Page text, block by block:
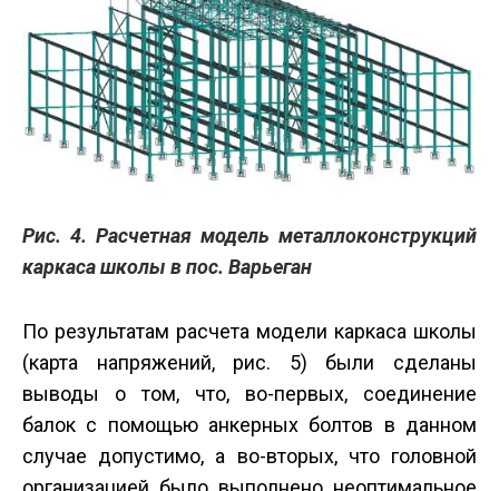
Рис. 4. Расчетная модель металлоконструкций
каркаса школы в пос. Варьеган
По результатам расчета модели каркаса школы
(карта напряжений, рис. 5) были сделаны
выводы о том, что, во-первых, соединение
балок с помощью анкерных болтов в данном
случае допустимо, а во-вторых, что головной